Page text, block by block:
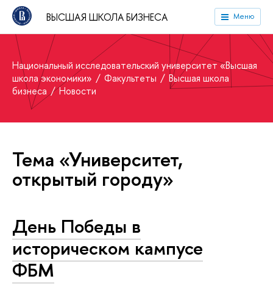
ВЫСШАЯ ШКОЛА БИЗНЕСА Меню
Национальный исследовательский университет «Высшая
школа экономики»
Факультеты
Высшая школа
бизнеса
Новости
Тема «Университет,
открытый городу»
День Победы в
историческом кампусе
ФБМ